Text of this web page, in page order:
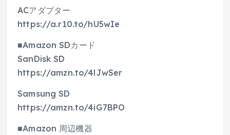
ACアダプター
https://a.r10.to/hU5wIe
■Amazon SDカード
SanDisk SD
https://amzn.to/4lJwSer
Samsung SD
https://amzn.to/4iG7BPO
■Amazon 周辺機器